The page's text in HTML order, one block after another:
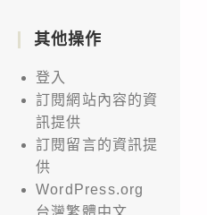
其他操作
登入
訂閱網站內容的資
訊提供
訂閱留言的資訊提
供
WordPress.org
台灣繁體中文